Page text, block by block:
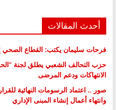
أحدث المقالات
فرحات سليمان يكتب: القطاع الصحي
حزب التحالف الشعبي يطلق لجنة
الانتهاكات ودعم المرضى
صور .. اعتماد الرسومات النهائية
وانتهاء أعمال إنشاء المبنى الإداري